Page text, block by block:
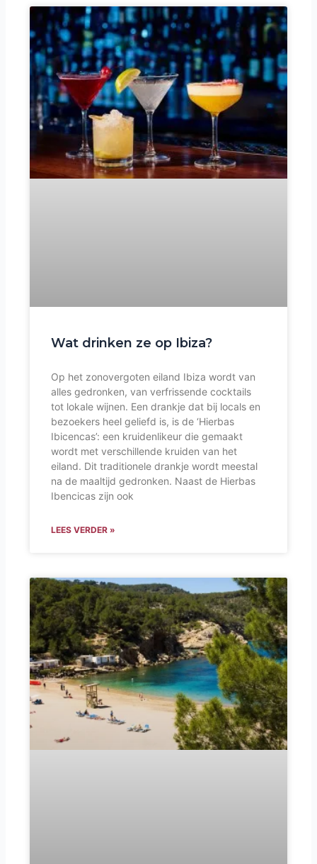
Wat drinken ze op Ibiza?
Op het zonovergoten eiland Ibiza wordt van
alles gedronken, van verfrissende cocktails
tot lokale wijnen. Een drankje dat bij locals en
bezoekers heel geliefd is, is de ‘Hierbas
Ibicencas’: een kruidenlikeur die gemaakt
wordt met verschillende kruiden van het
eiland. Dit traditionele drankje wordt meestal
na de maaltijd gedronken. Naast de Hierbas
Ibencicas zijn ook
LEES VERDER »